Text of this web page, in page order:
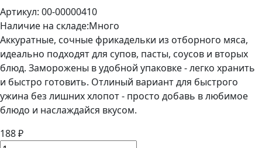
Артикул: 00-00000410
Наличие на складе:Много
Аккуратные, сочные фрикадельки из отборного мяса,
идеально подходят для супов, пасты, соусов и вторых
блюд. Заморожены в удобной упаковке - легко хранить
и быстро готовить. Отлиный вариант для быстрого
ужина без лишних хлопот - просто добавь в любимое
блюдо и наслаждайся вкусом.
188 ₽